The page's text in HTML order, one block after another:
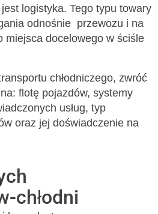
logistyka. Tego typu towary
odnośnie przewozu i na
miejsca docelowego w ściśle
chłodniczego, zwróć
flotę pojazdów, systemy
usług, typ
oraz jej doświadczenie na
chłodni